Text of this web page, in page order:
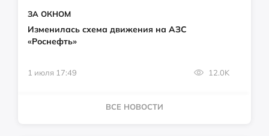
ЗА ОКНОМ
Изменилась схема движения на АЗС
«Роснефть»
1 июля 17:49 12.0K
ВСЕ НОВОСТИ